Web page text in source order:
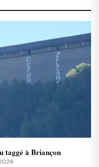
taggé à Briançon